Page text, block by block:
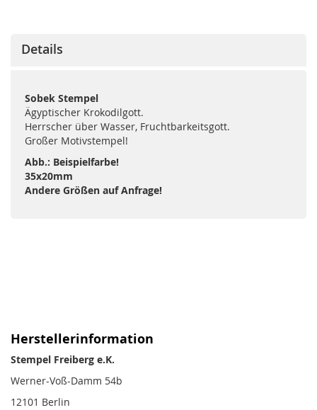
Details
Sobek Stempel
Ägyptischer Krokodilgott.
Herrscher über Wasser, Fruchtbarkeitsgott.
Großer Motivstempel!
Abb.: Beispielfarbe!
35x20mm
Andere Größen auf Anfrage!
Herstellerinformation
Stempel Freiberg e.K.
Werner-Voß-Damm 54b
12101 Berlin